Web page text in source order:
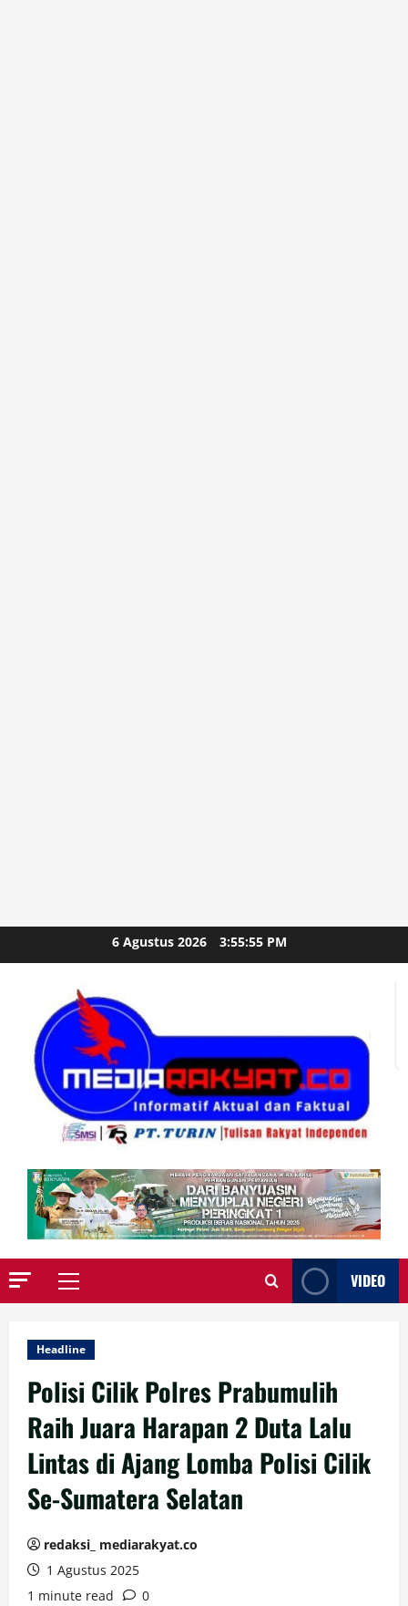
to
6 Agustus 2026 3:55:57 PM
Primary
VIDEO
Headline
Polisi Cilik Polres Prabumulih
Raih Juara Harapan 2 Duta Lalu
Lintas di Ajang Lomba Polisi Cilik
Se-Sumatera Selatan
redaksi_ mediarakyat.co
1 Agustus 2025
1 minute read
0